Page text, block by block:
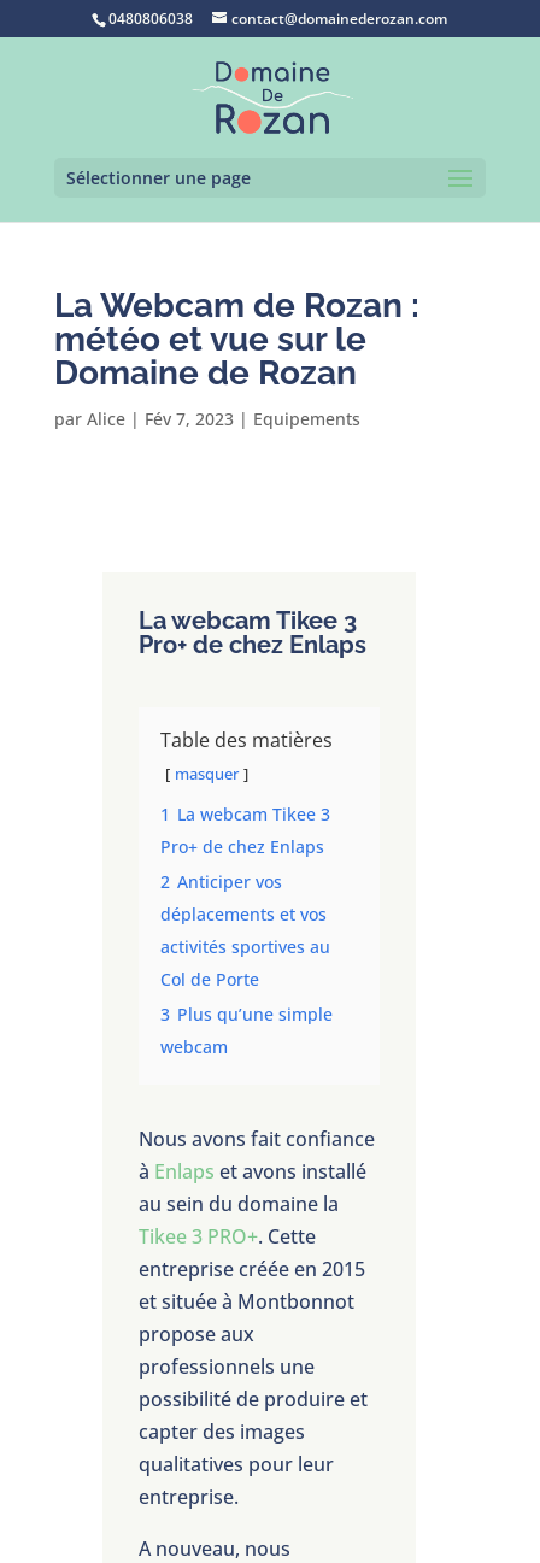
0480806038 contact@domainederozan.com
Sélectionner une page
La Webcam de Rozan :
météo et vue sur le
Domaine de Rozan
par Alice| Fév 7, 2023| Equipements
La webcam Tikee 3
Pro+ de chez Enlaps
Table des matières
masquer
1 La webcam Tikee 3
Pro+ de chez Enlaps
2 Anticiper vos
déplacements et vos
activités sportives au
Col de Porte
3 Plus qu’une simple
webcam
Nous avons fait confiance
à Enlaps et avons installé
au sein du domaine la
Tikee 3 PRO+. Cette
entreprise créée en 2015
et située à Montbonnot
propose aux
professionnels une
possibilité de produire et
capter des images
qualitatives pour leur
entreprise.
A nouveau, nous